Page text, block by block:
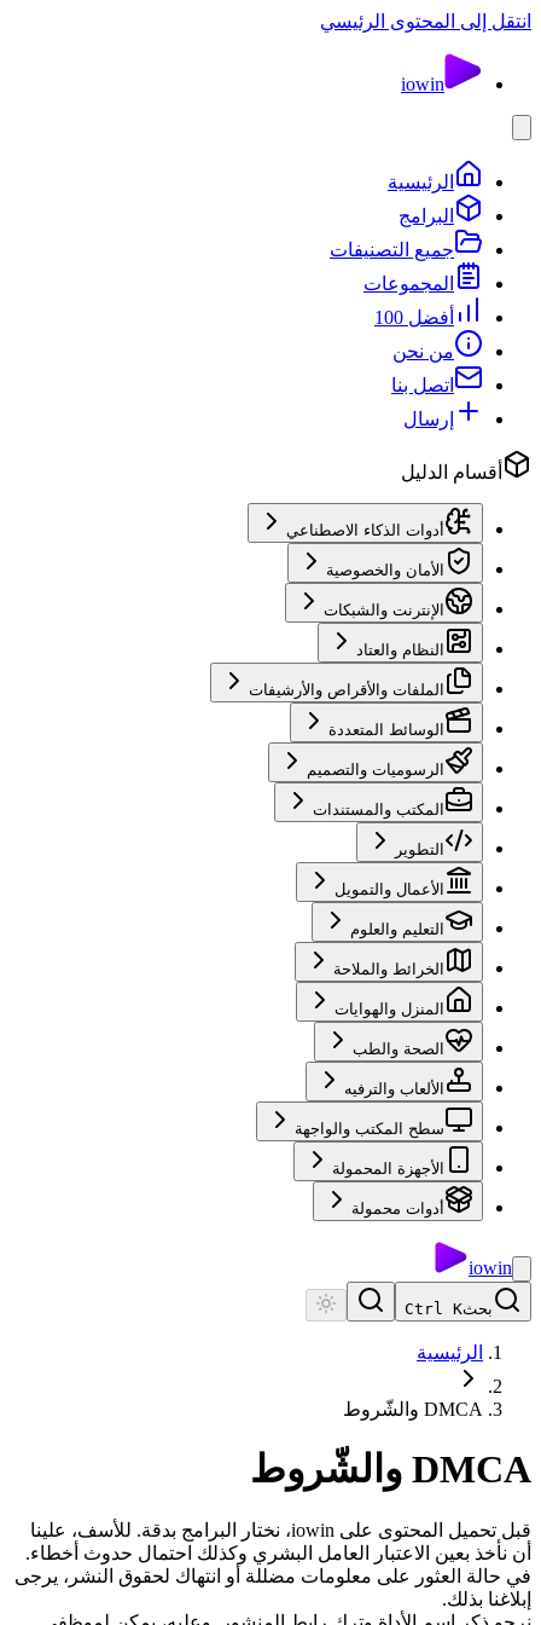
انتقل إلى المحتوى الرئيسي
iowin
الرئيسية
البرامج
جميع التصنيفات
المجموعات
أفضل 100
من نحن
اتصل بنا
إرسال
أقسام الدليل
أدوات الذكاء الاصطناعي
الأمان والخصوصية
الإنترنت والشبكات
النظام والعتاد
الملفات والأقراص والأرشيفات
الوسائط المتعددة
الرسوميات والتصميم
المكتب والمستندات
التطوير
الأعمال والتمويل
التعليم والعلوم
الخرائط والملاحة
المنزل والهوايات
الصحة والطب
الألعاب والترفيه
سطح المكتب والواجهة
الأجهزة المحمولة
أدوات محمولة
iowin
بحثCtrl K
الرئيسية
DMCA والشّروط
DMCA والشّروط
قبل تحميل المحتوى على iowin، نختار البرامج بدقة. للأسف، علينا
أن نأخذ بعين الاعتبار العامل البشري وكذلك احتمال حدوث أخطاء.
في حالة العثور على معلومات مضللة أو انتهاك لحقوق النشر، يرجى
إبلاغنا بذلك.